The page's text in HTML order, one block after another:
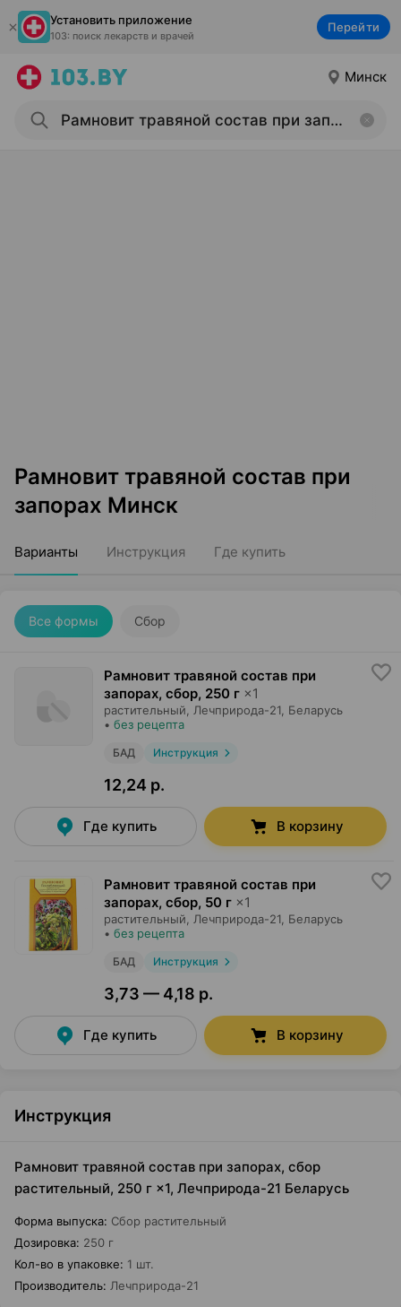
Установить приложение
103: поиск лекарств и врачей
Перейти
Минск
Рамновит травяной состав при
запорах Минск
Варианты Инструкция Где купить
Все формы Сбор
Рамновит травяной состав при
запорах, сбор, 250 г ×1
растительный, Лечприрода-21 , Беларусь
• без рецепта
БАД Инструкция
12,24 р.
Где купить В корзину
Рамновит травяной состав при
запорах, сбор, 50 г ×1
растительный, Лечприрода-21 , Беларусь
• без рецепта
БАД Инструкция
3,73 — 4,18 р.
Где купить В корзину
Инструкция
Рамновит травяной состав при запорах, сбор
растительный, 250 г ×1, Лечприрода-21 Беларусь
Форма выпуска: Сбор растительный
Дозировка: 250 г
Кол-во в упаковке: 1 шт.
Производитель: Лечприрода-21